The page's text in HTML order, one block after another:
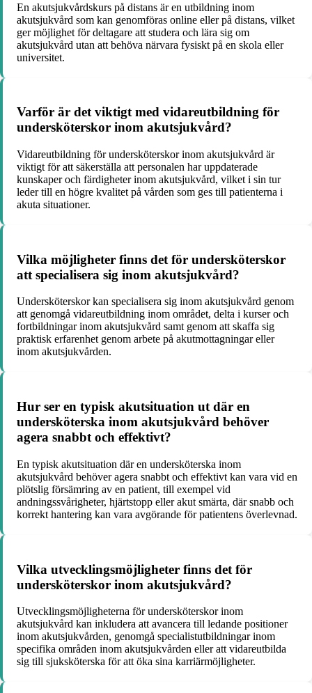
En akutsjukvårdskurs på distans är en utbildning inom
akutsjukvård som kan genomföras online eller på distans, vilket
ger möjlighet för deltagare att studera och lära sig om
akutsjukvård utan att behöva närvara fysiskt på en skola eller
universitet.
Varför är det viktigt med vidareutbildning för
undersköterskor inom akutsjukvård?
Vidareutbildning för undersköterskor inom akutsjukvård är
viktigt för att säkerställa att personalen har uppdaterade
kunskaper och färdigheter inom akutsjukvård, vilket i sin tur
leder till en högre kvalitet på vården som ges till patienterna i
akuta situationer.
Vilka möjligheter finns det för undersköterskor
att specialisera sig inom akutsjukvård?
Undersköterskor kan specialisera sig inom akutsjukvård genom
att genomgå vidareutbildning inom området, delta i kurser och
fortbildningar inom akutsjukvård samt genom att skaffa sig
praktisk erfarenhet genom arbete på akutmottagningar eller
inom akutsjukvården.
Hur ser en typisk akutsituation ut där en
undersköterska inom akutsjukvård behöver
agera snabbt och effektivt?
En typisk akutsituation där en undersköterska inom
akutsjukvård behöver agera snabbt och effektivt kan vara vid en
plötslig försämring av en patient, till exempel vid
andningssvårigheter, hjärtstopp eller akut smärta, där snabb och
korrekt hantering kan vara avgörande för patientens överlevnad.
Vilka utvecklingsmöjligheter finns det för
undersköterskor inom akutsjukvård?
Utvecklingsmöjligheterna för undersköterskor inom
akutsjukvård kan inkludera att avancera till ledande positioner
inom akutsjukvården, genomgå specialistutbildningar inom
specifika områden inom akutsjukvården eller att vidareutbilda
sig till sjuksköterska för att öka sina karriärmöjligheter.